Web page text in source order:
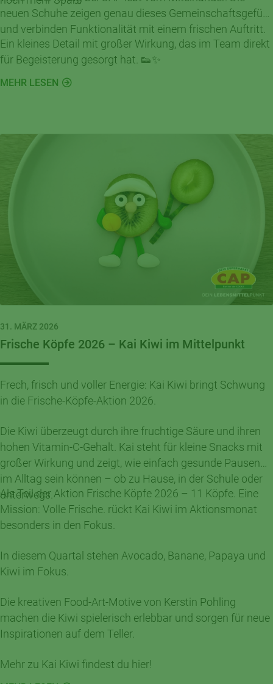
neuen Schuhe zeigen genau dieses Gemeinschaftsgefühl
und verbinden Funktionalität mit einem frischen Auftritt.
Ein kleines Detail mit großer Wirkung, das im Team direkt
für Begeisterung gesorgt hat. 👟✨
MEHR LESEN
31. MÄRZ 2026
Frische Köpfe 2026 – Kai Kiwi im Mittelpunkt
Frech, frisch und voller Energie: Kai Kiwi bringt Schwung
in die Frische-Köpfe-Aktion 2026.
Die Kiwi überzeugt durch ihre fruchtige Säure und ihren
hohen Vitamin-C-Gehalt. Kai steht für kleine Snacks mit
großer Wirkung und zeigt, wie einfach gesunde Pausen
im Alltag sein können – ob zu Hause, in der Schule oder
unterwegs.
Als Teil der Aktion Frische Köpfe 2026 – 11 Köpfe. Eine
Mission: Volle Frische. rückt Kai Kiwi im Aktionsmonat
besonders in den Fokus.
In diesem Quartal stehen Avocado, Banane, Papaya und
Kiwi im Fokus.
Die kreativen Food-Art-Motive von Kerstin Pohling
machen die Kiwi spielerisch erlebbar und sorgen für neue
Inspirationen auf dem Teller.
Mehr zu Kai Kiwi findest du hier!